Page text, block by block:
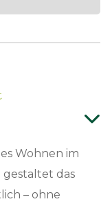
Wohnen im
gestaltet das
– ohne